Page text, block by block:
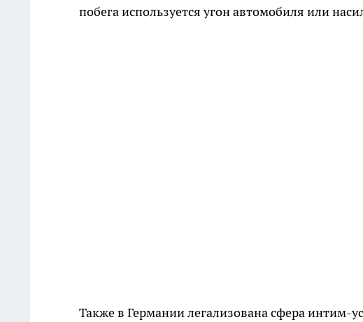
побега используется угон автомобиля или
Также в Германии легализована сфера интим-